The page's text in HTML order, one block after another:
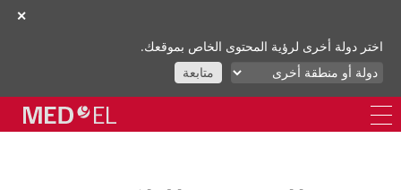
اختر دولة أخرى لرؤية المحتوى الخاص بموقعك.
متابعة